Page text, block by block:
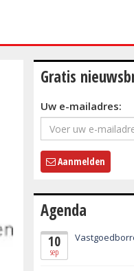
Gratis
Uw e-mailadres:
Aanmelden
Agenda
10
sep